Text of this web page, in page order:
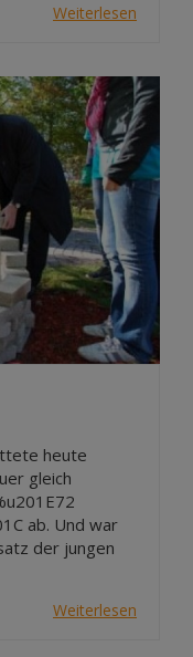
Weiterlesen
heute
gleich
ab. Und war
der jungen
Weiterlesen